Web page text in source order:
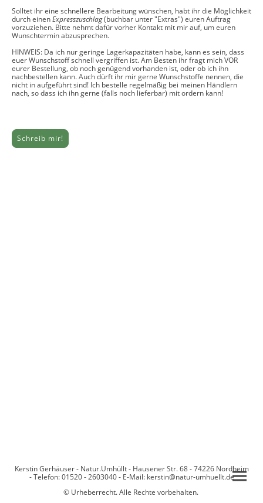
Solltet ihr eine schnellere Bearbeitung wünschen, habt ihr die Möglichkeit
durch einenExpresszuschlag(buchbar unter "Extras") euren Auftrag
vorzuziehen. Bitte nehmt dafür vorher Kontakt mit mir auf, um euren
Wunschtermin abzusprechen.
HINWEIS: Da ich nur geringe Lagerkapazitäten habe, kann es sein, dass
euer Wunschstoff schnell vergriffen ist. Am Besten ihr fragt mich VOR
eurer Bestellung, ob noch genügend vorhanden ist, oder ob ich ihn
nachbestellen kann. Auch dürft ihr mir gerne Wunschstoffe nennen, die
nicht in aufgeführt sind! Ich bestelle regelmäßig bei meinen Händlern
nach, so dass ich ihn gerne (falls noch lieferbar) mit ordern kann!
Schreib mir!
Kerstin Gerhäuser - Natur.Umhüllt - Hausener Str. 68 - 74226 Nordheim
- Telefon: 01520 - 2603040 - E-Mail: kerstin@natur-umhuellt.de
© Urheberrecht. Alle Rechte vorbehalten.